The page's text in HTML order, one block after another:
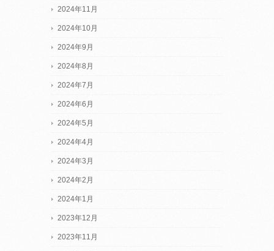
2024年11月
2024年10月
2024年9月
2024年8月
2024年7月
2024年6月
2024年5月
2024年4月
2024年3月
2024年2月
2024年1月
2023年12月
2023年11月